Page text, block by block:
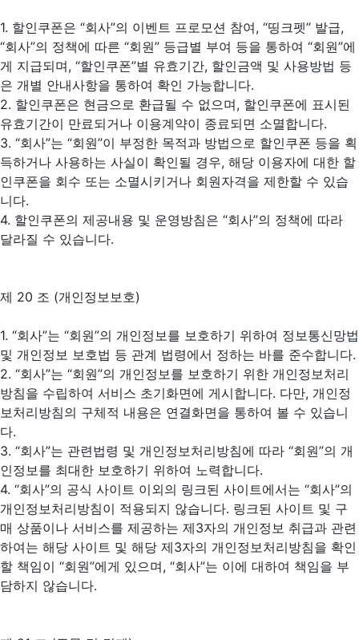
1. 할인쿠폰은 “회사”의 이벤트 프로모션 참여, “띵크펫” 발급,
“회사”의 정책에 따른 “회원” 등급별 부여 등을 통하여 “회원”에
게 지급되며, “할인쿠폰”별 유효기간, 할인금액 및 사용방법 등
은 개별 안내사항을 통하여 확인 가능합니다.
2. 할인쿠폰은 현금으로 환급될 수 없으며, 할인쿠폰에 표시된
유효기간이 만료되거나 이용계약이 종료되면 소멸합니다.
3. “회사”는 “회원”이 부정한 목적과 방법으로 할인쿠폰 등을 획
득하거나 사용하는 사실이 확인될 경우, 해당 이용자에 대한 할
인쿠폰을 회수 또는 소멸시키거나 회원자격을 제한할 수 있습
니다.
4. 할인쿠폰의 제공내용 및 운영방침은 “회사”의 정책에 따라
달라질 수 있습니다.
제 20 조 (개인정보보호)
1. “회사”는 “회원”의 개인정보를 보호하기 위하여 정보통신망법
및 개인정보 보호법 등 관계 법령에서 정하는 바를 준수합니다.
2. “회사”는 “회원”의 개인정보를 보호하기 위한 개인정보처리
방침을 수립하여 서비스 초기화면에 게시합니다. 다만, 개인정
보처리방침의 구체적 내용은 연결화면을 통하여 볼 수 있습니
다.
3. “회사”는 관련법령 및 개인정보처리방침에 따라 “회원”의 개
인정보를 최대한 보호하기 위하여 노력합니다.
4. “회사”의 공식 사이트 이외의 링크된 사이트에서는 “회사”의
개인정보처리방침이 적용되지 않습니다. 링크된 사이트 및 구
매 상품이나 서비스를 제공하는 제3자의 개인정보 취급과 관련
하여는 해당 사이트 및 해당 제3자의 개인정보처리방침을 확인
할 책임이 “회원”에게 있으며, “회사”는 이에 대하여 책임을 부
담하지 않습니다.